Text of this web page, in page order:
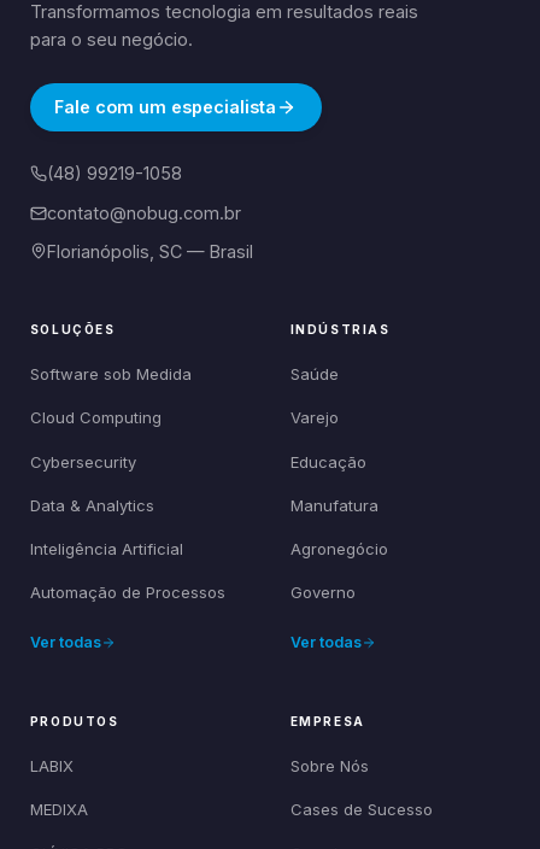
Transformamos tecnologia em resultados reais
para o seu negócio.
Fale com um especialista
(48) 99219-1058
contato@nobug.com.br
Florianópolis, SC — Brasil
SOLUÇÕES
Software sob Medida
Cloud Computing
Cybersecurity
Data & Analytics
Inteligência Artificial
Automação de Processos
Ver todas
INDÚSTRIAS
Saúde
Varejo
Educação
Manufatura
Agronegócio
Governo
Ver todas
PRODUTOS
LABIX
MEDIXA
EMPRESA
Sobre Nós
Cases de Sucesso